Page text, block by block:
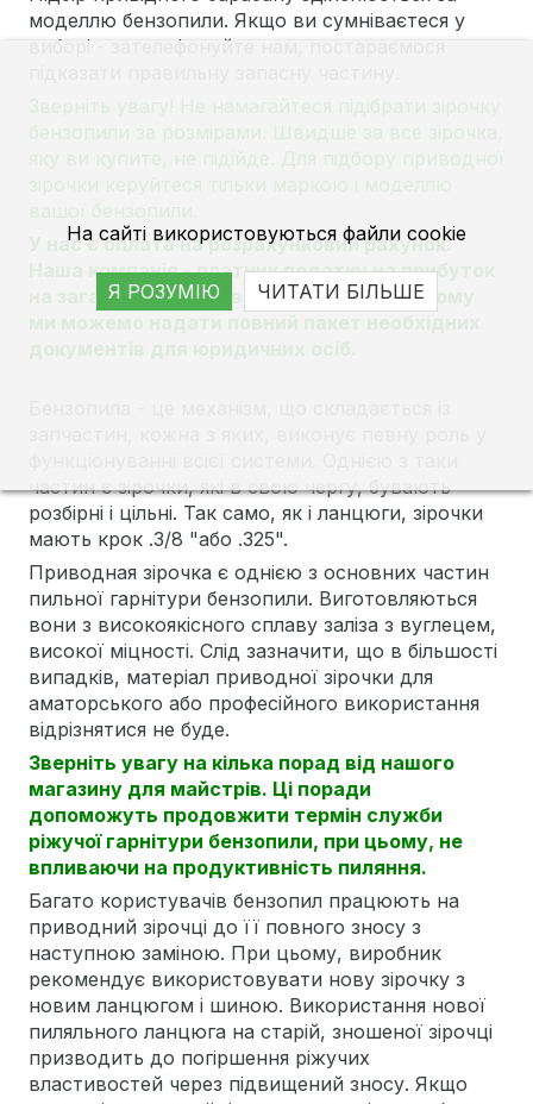
моделлю бензопили. Якщо ви сумніваєтеся у
виборі - зателефонуйте нам, постараємося
У нас є оплата на розрахунковий рахунок.
Наша компанія - платник податку на прибуток
на загальних підставах і платник ПДВ, тому
частин є зірочки, які в свою чергу, бувають
розбірні і цільні. Так само, як і ланцюги, зірочки
мають крок .3/8 "або .325".
Приводная зірочка є однією з основних частин
пильної гарнітури бензопили. Виготовляються
вони з високоякісного сплаву заліза з вуглецем,
високої міцності. Слід зазначити, що в більшості
випадків, матеріал приводної зірочки для
аматорського або професійного використання
відрізнятися не буде.
Зверніть увагу на кілька порад від нашого
магазину для майстрів. Ці поради
допоможуть продовжити термін служби
ріжучої гарнітури бензопили, при цьому, не
впливаючи на продуктивність пиляння.
Багато користувачів бензопил працюють на
приводний зірочці до її повного зносу з
наступною заміною. При цьому, виробник
рекомендує використовувати нову зірочку з
новим ланцюгом і шиною. Використання нової
пиляльного ланцюга на старій, зношеної зірочці
призводить до погіршення ріжучих
властивостей через підвищений зносу. Якщо
На сайті використовуються файли cookie
Я РОЗУМІЮ ЧИТАТИ БІЛЬШЕ